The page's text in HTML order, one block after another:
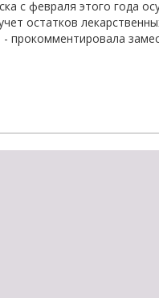
с февраля этого года
остатков
прокомментировала